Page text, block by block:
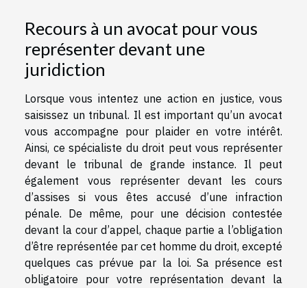
Recours à un avocat pour vous
représenter devant une
juridiction
Lorsque vous intentez une action en justice, vous
saisissez un tribunal. Il est important qu’un avocat
vous accompagne pour plaider en votre intérêt.
Ainsi, ce spécialiste du droit peut vous représenter
devant le tribunal de grande instance. Il peut
également vous représenter devant les cours
d’assises si vous êtes accusé d’une infraction
pénale. De même, pour une décision contestée
devant la cour d’appel, chaque partie a l’obligation
d’être représentée par cet homme du droit, excepté
quelques cas prévue par la loi. Sa présence est
obligatoire pour votre représentation devant la